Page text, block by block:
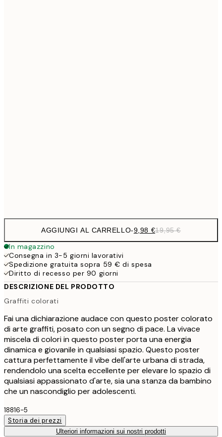
AGGIUNGI AL CARRELLO-9,98 €19,95 €
In magazzino
Consegna in 3-5 giorni lavorativi
Spedizione gratuita sopra 59 € di spesa
Diritto di recesso per 90 giorni
DESCRIZIONE DEL PRODOTTO
Graffiti colorati
Fai una dichiarazione audace con questo poster colorato
di arte graffiti, posato con un segno di pace. La vivace
miscela di colori in questo poster porta una energia
dinamica e giovanile in qualsiasi spazio. Questo poster
cattura perfettamente il vibe dell'arte urbana di strada,
rendendolo una scelta eccellente per elevare lo spazio di
qualsiasi appassionato d'arte, sia una stanza da bambino
che un nascondiglio per adolescenti.
18816-5
Storia dei prezzi
Ulteriori informazioni sui nostri prodotti